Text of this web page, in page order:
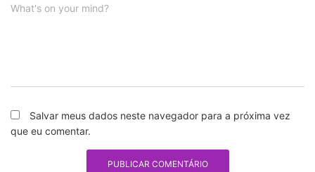
What's on your mind?
Salvar meus dados neste navegador para a próxima vez
que eu comentar.